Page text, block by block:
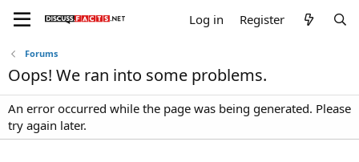
Log in Register
Forums
Oops! We ran into some problems.
An error occurred while the page was being generated. Please
try again later.